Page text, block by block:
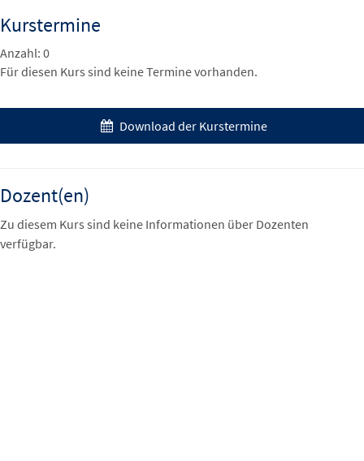
Kurstermine
Anzahl: 0
Für diesen Kurs sind keine Termine vorhanden.
Download der Kurstermine
Dozent(en)
Zu diesem Kurs sind keine Informationen über Dozenten
verfügbar.